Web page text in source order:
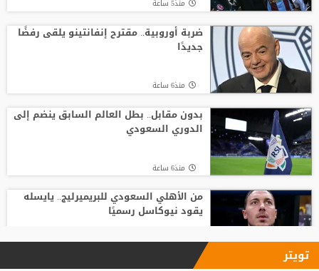
قنبلة في ميركاتو الهلال.. عرض رسمي يُربك
حسابات مالكوم!
من الأهلي السعودي للبريميرليج.. يايسله
يقود نيوكاسل رسميًا
منذ5 ساعة
ضربة أوروبية.. مقترح إنفانتينو يلقى رفضًا
جديدًا
منذ6 ساعة
بدون مقابل.. بطل العالم السابق ينضم إلى
الدوري السعودي
منذ6 ساعة
من الأهلي السعودي للبريميرليج.. يايسله
يقود نيوكاسل رسميًا
تويتر